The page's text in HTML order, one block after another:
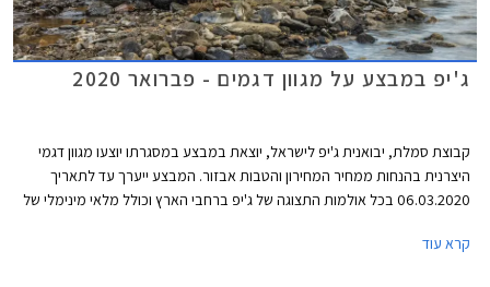
ג'יפ במבצע על מגוון דגמים - פברואר 2020
קבוצת סמלת, יבואנית ג'יפ לישראל, יוצאת במבצע במסגרתו יוצעו מגוון דגמי
היצרנית בהנחות ממחיר המחירון והטבות אבזור. המבצע ייערך עד לתאריך
06.03.2020 בכל אולמות התצוגה של ג'יפ ברחבי הארץ וכולל מלאי מינימלי של
קרא עוד